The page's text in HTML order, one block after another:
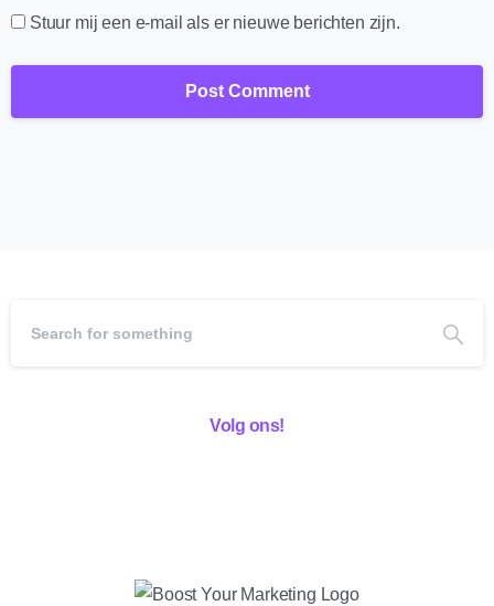
Stuur mij een e-mail als er nieuwe berichten zijn.
Volg ons!